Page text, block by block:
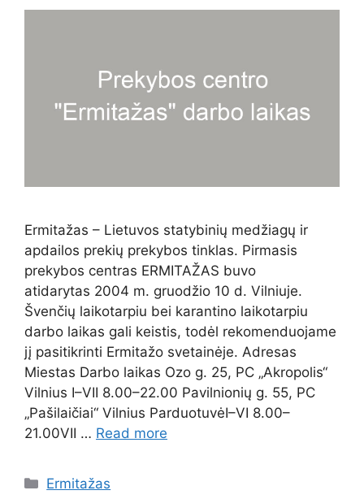
Ermitažas – Lietuvos statybinių medžiagų ir
apdailos prekių prekybos tinklas. Pirmasis
prekybos centras ERMITAŽAS buvo
atidarytas 2004 m. gruodžio 10 d. Vilniuje.
Švenčių laikotarpiu bei karantino laikotarpiu
darbo laikas gali keistis, todėl rekomenduojame
jį pasitikrinti Ermitažo svetainėje. Adresas
Miestas Darbo laikas Ozo g. 25, PC „Akropolis“
Vilnius I–VII 8.00–22.00 Pavilnionių g. 55, PC
„Pašilaičiai“ Vilnius ParduotuvėI–VI 8.00–
21.00VII … Read more
Ermitažas